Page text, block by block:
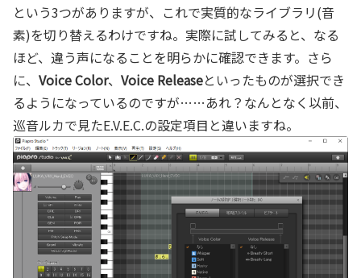
という3つがありますが、これで実質的なライブラリ(音
素)を切り替えるわけですね。実際に試してみると、なる
ほど、違う声になることを明らかに確認できます。さら
に、 Voice Color、 Voice Releaseといったものが選択でき
るようになっているのですが……あれ？なんとなく以前、
巡音ルカで見たE.V.E.C.の設定項目と違いますね。